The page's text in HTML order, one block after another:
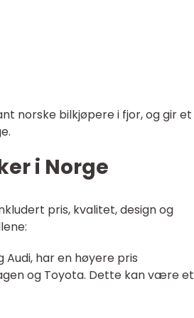
norske bilkjøpere i fjor, og gir et
i Norge
pris, kvalitet, design og
Audi, har en høyere pris
og Toyota. Dette kan være et